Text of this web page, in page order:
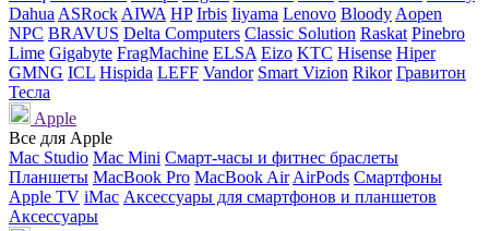
Dahua ASRock AIWA HP Irbis Iiyama Lenovo Bloody Aopen
NPC BRAVUS Delta Computers Classic Solution Raskat Pinebro
Lime Gigabyte FragMachine ELSA Eizo KTC Hisense Hiper
GMNG ICL Hispida LEFF Vandor Smart Vizion Rikor Гравитон
Тесла
Apple
Все для Apple
Mac Studio Mac Mini Смарт-часы и фитнес браслеты
Планшеты MacBook Pro MacBook Air AirPods Смартфоны
Apple TV iMac Аксессуары для смартфонов и планшетов
Аксессуары